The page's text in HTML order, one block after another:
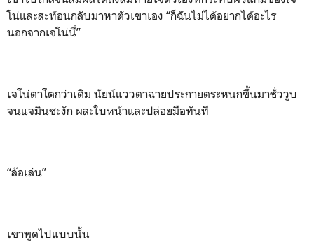
โน่และสะท้อนกลับมาหาตัวเขาเอง “ก็ฉันไม่ได้อยากได้อะไร
นอกจากเจโน่นี่”
เจโน่ตาโตกว่าเดิม นัยน์แววตาฉายประกายตระหนกขึ้นมาชั่ววูบ
จนแจมินชะงัก ผละใบหน้าและปล่อยมือทันที
“ล้อเล่น”
เขาพูดไปแบบนั้น